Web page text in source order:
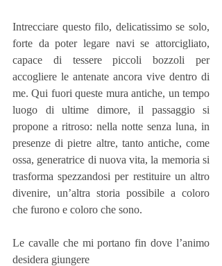
Intrecciare questo filo, delicatissimo se solo,
forte da poter legare navi se attorcigliato,
capace di tessere piccoli bozzoli per
accogliere le antenate ancora vive dentro di
me. Qui fuori queste mura antiche, un tempo
luogo di ultime dimore, il passaggio si
propone a ritroso: nella notte senza luna, in
presenze di pietre altre, tanto antiche, come
ossa, generatrice di nuova vita, la memoria si
trasforma spezzandosi per restituire un altro
divenire, un’altra storia possibile a coloro
che furono e coloro che sono.
Le cavalle che mi portano fin dove l’animo
desidera giungere